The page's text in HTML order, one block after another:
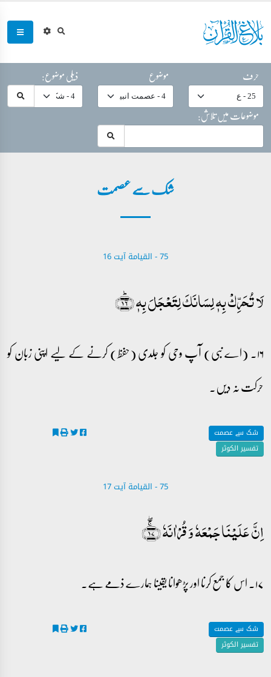
حرف موضوع
ذیلی موضوع:
موضوعات میں تلاش:
شک سے عصمت
75 - ‎القيامة آیت 16
لَا تُحَرِّکۡ بِہٖ لِسَانَکَ لِتَعۡجَلَ بِہٖ ﴿ؕ۱۶﴾
۱۶۔ (اے نبی) آپ وحی کو جلدی (حفظ) کرنے کے لیے اپنی زبان کو
حرکت نہ دیں۔
شک سے عصمت
تفسیر الکوثر
75 - ‎القيامة آیت 17
اِنَّ عَلَیۡنَا جَمۡعَہٗ وَ قُرۡاٰنَہٗ ﴿ۚۖ۱۷﴾
۱۷۔ اس کا جمع کرنا اور پڑھوانا یقینا ہمارے ذمے ہے۔
شک سے عصمت
تفسیر الکوثر